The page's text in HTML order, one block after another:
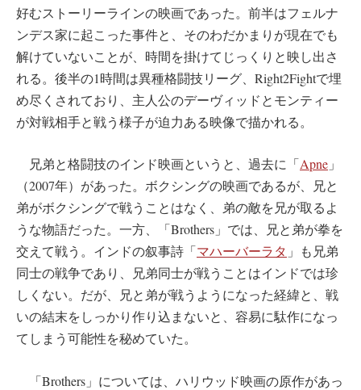
好むストーリーラインの映画であった。前半はフェルナ
ンデス家に起こった事件と、そのわだかまりが現在でも
解けていないことが、時間を掛けてじっくりと映し出さ
れる。後半の1時間は異種格闘技リーグ、Right2Fightで埋
め尽くされており、主人公のデーヴィッドとモンティー
が対戦相手と戦う様子が迫力ある映像で描かれる。
兄弟と格闘技のインド映画というと、過去に「Apne 」
（2007年）があった。ボクシングの映画であるが、兄と
弟がボクシングで戦うことはなく、弟の敵を兄が取るよ
うな物語だった。一方、「Brothers」では、兄と弟が拳を
交えて戦う。インドの叙事詩「マハーバーラタ 」も兄弟
同士の戦争であり、兄弟同士が戦うことはインドでは珍
しくない。だが、兄と弟が戦うようになった経緯と、戦
いの結末をしっかり作り込まないと、容易に駄作になっ
てしまう可能性を秘めていた。
「Brothers」については、ハリウッド映画の原作があっ